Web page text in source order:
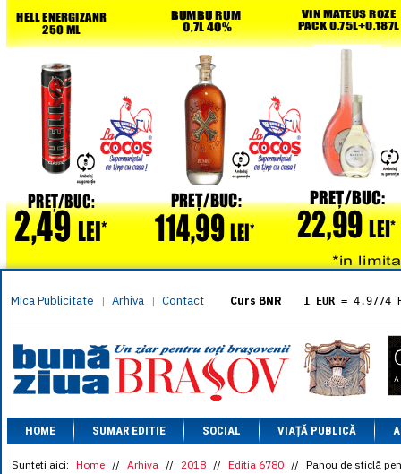
Mica Publicitate | Arhiva | Contact Curs BNR 1 EUR = 4.9774
= 5.8304
1 XAU= 464.4611
1 AED= 1.1933
1 AUD= 2.7957
1 BGN= 2.5449
1 CAD= 3.1559
1 CHF= 5.2813
1 CNY= 0.6015
HOME SUMAR EDITIE SOCIAL VIAȚĂ PUBLICĂ
Sunteti aici: Home // Arhiva // 2018 // Editia 6780 // Panou de sticlă